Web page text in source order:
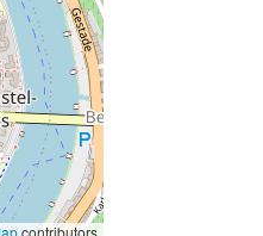
contributors